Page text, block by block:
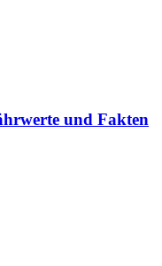
und Fakten